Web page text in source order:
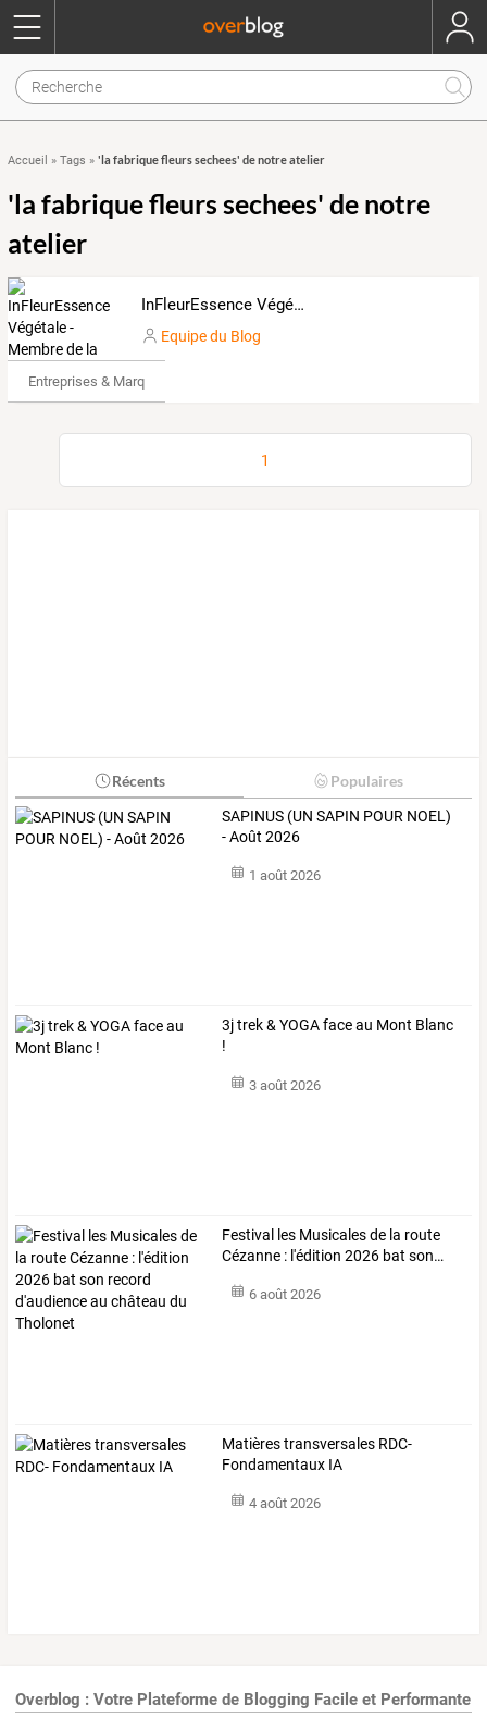
Accueil » Tags » 'la fabrique fleurs sechees' de notre atelier
'la fabrique fleurs sechees' de notre
atelier
InFleurEssence Végétale - Membre de la F.F.A.F et de Val'Hor
Equipe du Blog
Entreprises & Marques
1
Récents Populaires
SAPINUS (UN SAPIN POUR NOEL)
- Août 2026
1 août 2026
3j trek & YOGA face au Mont Blanc
!
3 août 2026
Festival les Musicalesde la route
Cézanne : l'édition 2026 bat son…
6 août 2026
Matières transversales RDC-
Fondamentaux IA
4 août 2026
Overblog : Votre Plateforme de Blogging Facile et Performante